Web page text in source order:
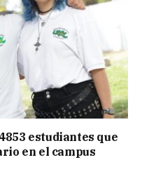
estudiantes que
en el campus